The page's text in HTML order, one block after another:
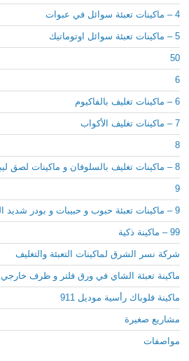
4 – ماكينات تعبئة سوائل في عبوات
5 – ماكينات تعبئة سوائل اوتوماتيك
50
6
6 – ماكينات تغليف بالفاكيوم
7 – ماكينات تغليف الأكواب
8
8 – ماكينات تغليف بالسلوفان و ماكينات لصق ليبل دائرى
9
9 – ماكينات تعبئة حبوب و حبيبات و بودر شديد النعومة
99 – ماكينة ذكية
شركة نسر الشرق لماكينات التعبئة والتغليف
ماكينة تعبئة الشاي في ورق فلتر و ظرف خارجي
ماكينة فلوباك رأسية موديل 911
مشاريع صغيرة
مواصفات